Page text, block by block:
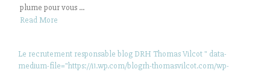
plume pour vous ...
Read More
Le recrutement responsable blog DRH Thomas Vilcot " data-
medium-file="https://i1.wp.com/blogrh-thomasvilcot.com/wp-